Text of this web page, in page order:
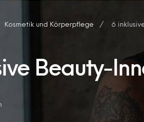
Kosmetik und Körperpflege 6
Beauty-